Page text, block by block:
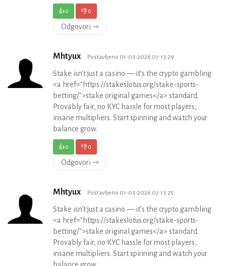
👍0 👎0
Odgovori ⇾
Mhtyux Postavljeno 01-03-2026 07:13:29
Stake isn’t just a casino — it’s the crypto gambling
<a href="https://stakeslotus.org/stake-sports-
betting/">stake original games</a> standard.
Provably fair, no KYC hassle for most players,
insane multipliers. Start spinning and watch your
balance grow.
👍0 👎0
Odgovori ⇾
Mhtyux Postavljeno 01-03-2026 07:13:25
Stake isn’t just a casino — it’s the crypto gambling
<a href="https://stakeslotus.org/stake-sports-
betting/">stake original games</a> standard.
Provably fair, no KYC hassle for most players,
insane multipliers. Start spinning and watch your